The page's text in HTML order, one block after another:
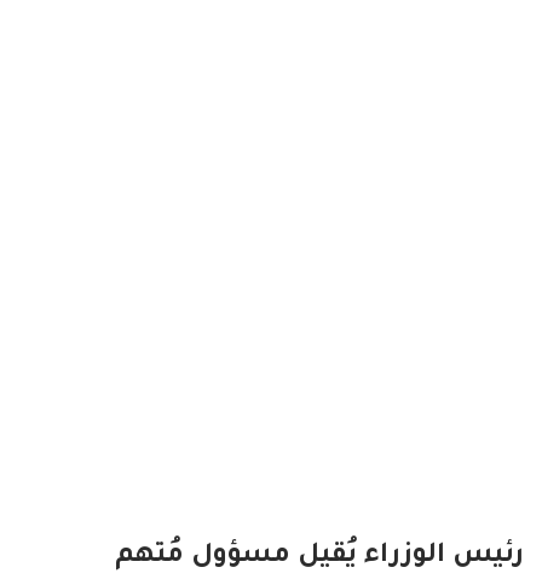
رئيس الوزراء يُقيل مسؤول مُتهم